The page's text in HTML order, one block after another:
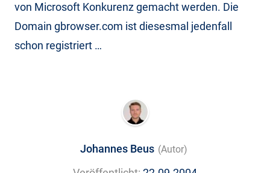
von Microsoft Konkurenz gemacht werden. Die
Domain gbrowser.com ist diesesmal jedenfall
schon registriert …
Johannes Beus (Autor)